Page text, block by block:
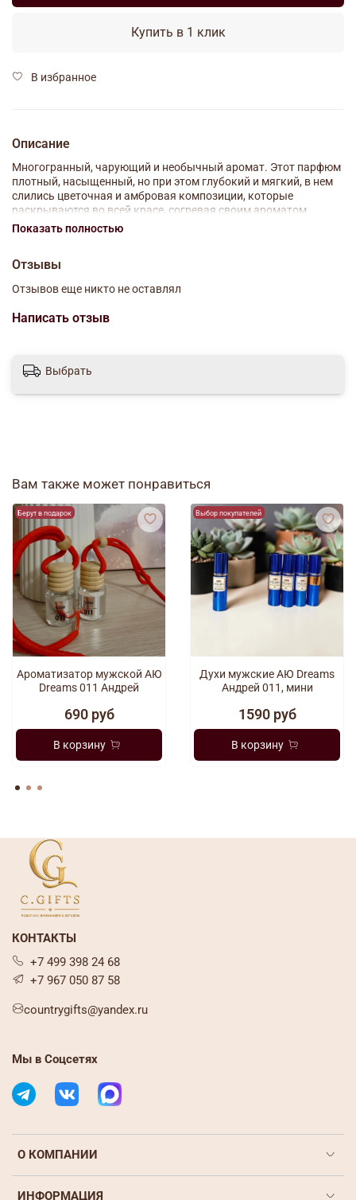
Купить в 1 клик
В избранное
Описание
Многогранный, чарующий и необычный аромат. Этот парфюм
плотный, насыщенный, но при этом глубокий и мягкий, в нем
слились цветочная и амбровая композиции, которые
раскрываются во всей красе, согревая своим ароматом
хозяина парфюма.
апельсин, пряные ноты, имбирь, кориандр, перец, листья
Сердечные ноты: корень фиалки, фиалка, жасмин, роза,
Показать полностью
Отзывы
Отзывов еще никто не оставлял
Написать отзыв
Выбрать
Вам также может понравиться
Берут в подарок
Ароматизатор мужской АЮ
Dreams 011 Андрей
690 руб
В корзину
Выбор покупателей
Духи мужские АЮ Dreams
Андрей 011, мини
1590 руб
В корзину
О КОМПАНИИ
ИНФОРМАЦИЯ
КОНТАКТЫ
+7 499 398 24 68
+7 967 050 87 58
countrygifts@yandex.ru
Мы в Соцсетях